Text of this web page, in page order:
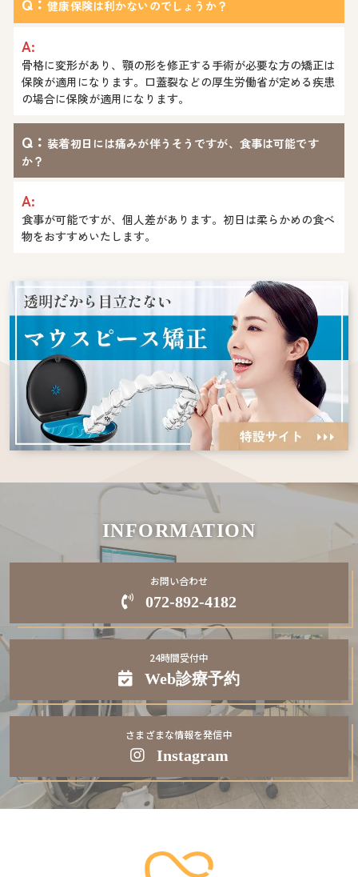
健康保険は利かないのでしょうか？
A:
骨格に変形があり、顎の形を修正する手術が必要な方の矯正は
保険が適用になります。口蓋裂などの厚生労働省が定める疾患
の場合に保険が適用になります。
Q： 装着初日には痛みが伴うそうですが、食事は可能です
か？
A:
食事が可能ですが、個人差があります。初日は柔らかめの食べ
物をおすすめいたします。
INFORMATION
お問い合わせ
072-892-4182
24時間受付中
Web診療予約
さまざまな情報を発信中
Instagram